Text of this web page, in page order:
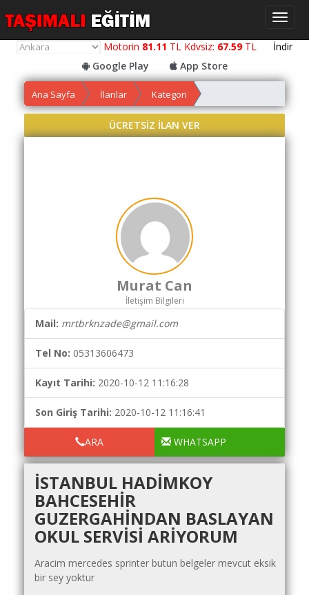
Motorin 81.11 TL Kdvsiz: 67.59TL İndir
Google Play
App Store
Yol
Hesaplama
Yol
Maliyet
Hesaplama
Şartname
Karşılaştırma
Robotu
Masaüstü
Programı
Değer
Hesaplama
Akaryakıt
Fiyatları
Ana Sayfa İlanlar Kategori
ÜCRETSİZ İLAN VER
Murat Can
İletişim Bilgileri
Mail: mrtbrknzade@gmail.com
Tel No: 05313606473
Kayıt Tarihi: 2020-10-12 11:16:28
Son Giriş Tarihi: 2020-10-12 11:16:41
ARA WHATSAPP
İSTANBUL HADIMKOY
BAHCESEHIR
GUZERGAHINDAN BASLAYAN
OKUL SERVISI ARIYORUM
Aracim mercedes sprinter butun belgeler mevcut eksik
bir sey yoktur